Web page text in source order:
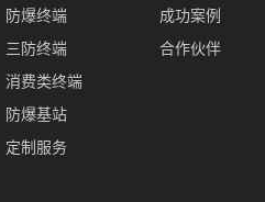
防爆终端
三防终端
消费类终端
防爆基站
定制服务
成功案例
合作伙伴